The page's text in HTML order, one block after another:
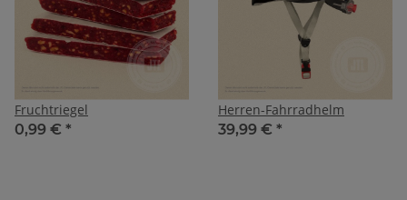
Fruchtriegel
0,99 € *
Herren-Fahrradhelm
39,99 € *